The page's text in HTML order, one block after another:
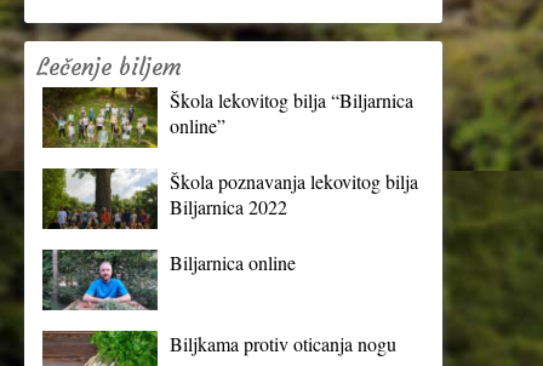
Lečenje biljem
Škola lekovitog bilja “Biljarnica
online”
Škola poznavanja lekovitog bilja
Biljarnica 2022
Biljarnica online
Biljkama protiv oticanja nogu